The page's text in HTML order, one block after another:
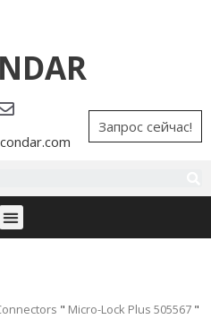
Запрос сейчас!
" Micro-Lock Plus 505567 "